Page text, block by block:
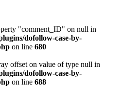
"comment_ID" on null in
dofollow-case-by-
on line 680
offset on value of type null in
dofollow-case-by-
on line 688